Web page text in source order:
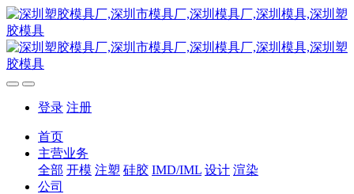
登录 注册
首页
主营业务
全部 开模 注塑 硅胶 IMD/IML 设计 渲染
公司